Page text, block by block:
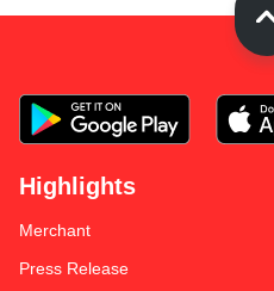
Highlights
Merchant
Press Release